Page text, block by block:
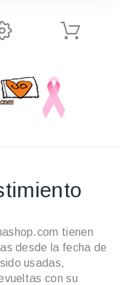
tienen
desde la fecha de
usadas,
con su